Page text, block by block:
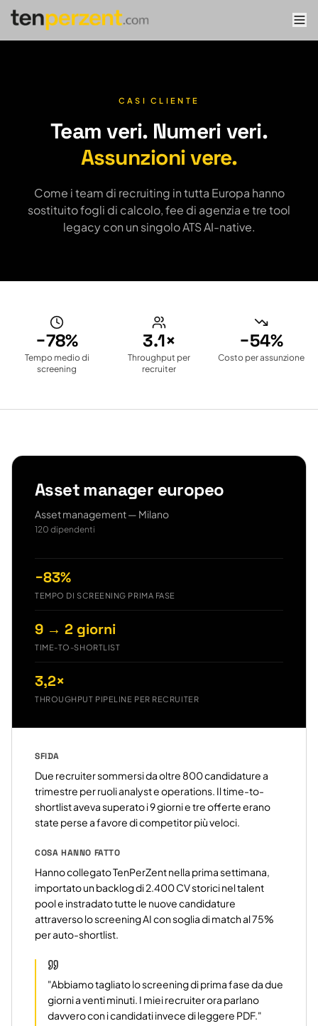
tenperzent.com home
CASI CLIENTE
Team veri. Numeri veri.
Assunzioni vere.
Come i team di recruiting in tutta Europa hanno
sostituito fogli di calcolo, fee di agenzia e tre tool
legacy con un singolo ATS AI-native.
−78%
Tempo medio di
screening
3.1×
Throughput per
recruiter
−54%
Costo per assunzione
Asset manager europeo
Asset management — Milano
120 dipendenti
−83%
TEMPO DI SCREENING PRIMA FASE
9 → 2 giorni
TIME-TO-SHORTLIST
3,2×
THROUGHPUT PIPELINE PER RECRUITER
SFIDA
Due recruiter sommersi da oltre 800 candidature a
trimestre per ruoli analyst e operations. Il time-to-
shortlist aveva superato i 9 giorni e tre offerte erano
state perse a favore di competitor più veloci.
COSA HANNO FATTO
Hanno collegato TenPerZent nella prima settimana,
importato un backlog di 2.400 CV storici nel talent
pool e instradato tutte le nuove candidature
attraverso lo screening AI con soglia di match al 75%
per auto-shortlist.
"Abbiamo tagliato lo screening di prima fase da due
giorni a venti minuti. I miei recruiter ora parlano
davvero con i candidati invece di leggere PDF."